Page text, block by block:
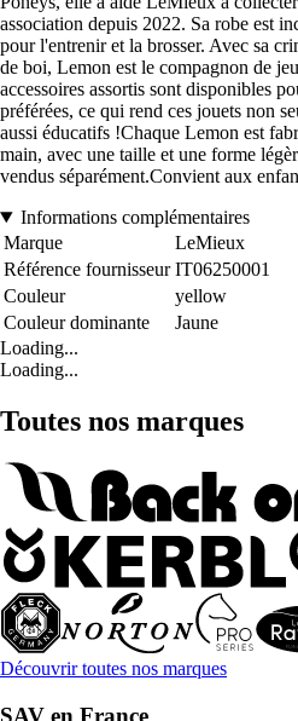
association depuis 2022. Sa robe est
pour l'entrenir et la brosser. Avec sa
de boi, Lemon est le compagnon de
accessoires assortis sont disponibles
préférées, ce qui rend ces jouets non
aussi éducatifs !Chaque Lemon est
main, avec une taille et une forme
vendus séparément.Convient aux
Informations complémentaires
Marque
LeMieux
Référence fournisseur IT06250001
Couleur
yellow
Couleur dominante
Jaune
Loading...
Loading...
Toutes nos marques
Découvrir toutes nos marques
SAV en France